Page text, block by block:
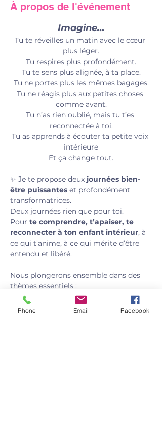
À propos de l'événement
Imagine…
Tu te réveilles un matin avec le cœur
plus léger.
Tu respires plus profondément.
Tu te sens plus alignée, à ta place.
Tu ne portes plus les mêmes bagages.
Tu ne réagis plus aux petites choses
comme avant.
Tu n’as rien oublié, mais tu t’es
reconnectée à toi.
Tu as apprends à écouter ta petite voix
intérieure
Et ça change tout.
✨ Je te propose deux journées bien-
être puissantes et profondément
transformatrices.
Deux journées rien que pour toi.
Pour te comprendre, t’apaiser, te
reconnecter à ton enfant intérieur, à
ce qui t’anime, à ce qui mérite d’être
entendu et libéré.
Nous plongerons ensemble dans des
thèmes essentiels :
Les blessures de l’enfance (avec
douceur)
Phone Email Facebook